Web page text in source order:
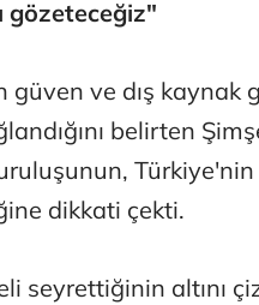
gözeteceğiz"
güven ve dış kaynak
belirten
dikkati çekti.
seyrettiğinin altını